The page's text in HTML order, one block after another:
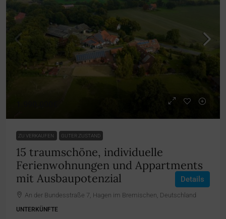
ZU VERKAUFEN GUTER ZUSTAND
15 traumschöne, individuelle
Ferienwohnungen und Appartments
mit Ausbaupotenzial
An der Bundesstraße 7, Hagen im Bremischen, Deutschland
UNTERKÜNFTE
Details